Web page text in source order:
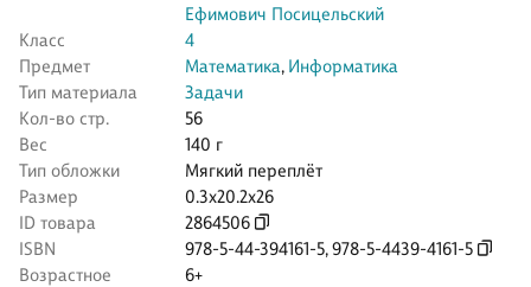
Ефимович Посицельский
Класс
4
Предмет
Математика, Информатика
Тип материала
Задачи
Кол-во стр.
56
Вес
140 г
Тип обложки
Мягкий переплёт
Размер
0.3x20.2x26
ID товара
2864506
ISBN
978-5-44-394161-5,978-5-4439-4161-5
Возрастное
6+